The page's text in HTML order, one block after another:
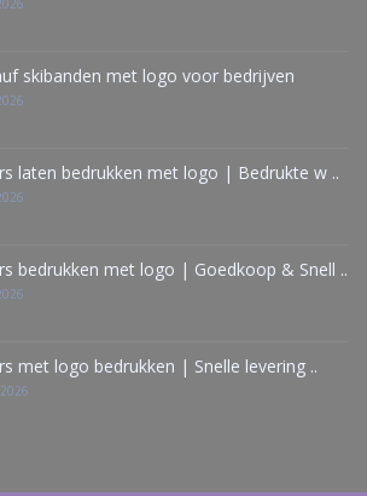
skibanden met logo voor bedrijven
laten bedrukken met logo | Bedrukte w ..
bedrukken met logo | Goedkoop & Snell ..
met logo bedrukken | Snelle levering ..